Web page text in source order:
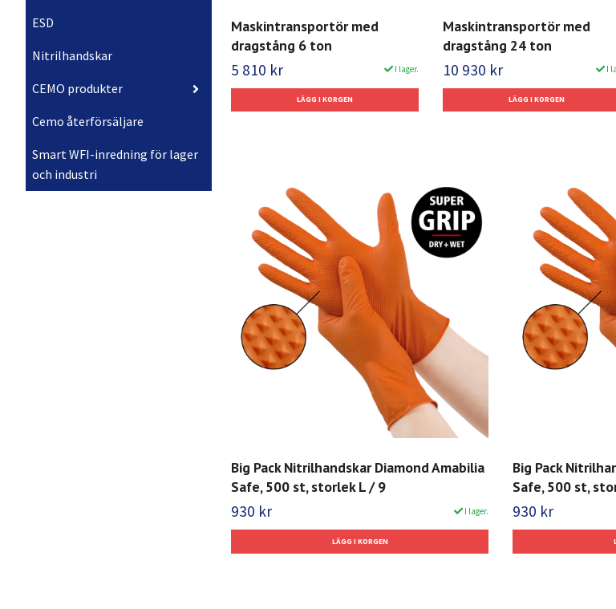
ESD
Nitrilhandskar
CEMO produkter
Cemo återförsäljare
Smart WFI-inredning för lager
och industri
Maskintransportör med
dragstång 6 ton
5 810 kr I lager.
Maskintransportör med
dragstång 24 ton
10 930 kr I
Big Pack Nitrilhandskar Diamond Amabilia
Safe, 500 st, storlek L / 9
930 kr I lager.
Big Pack
Safe, 500 st,
930 kr